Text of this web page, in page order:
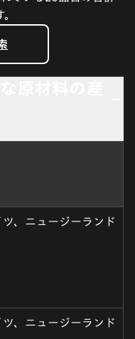
、ニュージーランド
、ニュージーランド